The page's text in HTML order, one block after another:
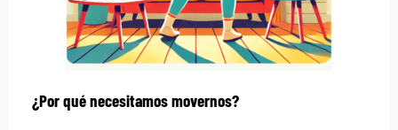
¿Por qué necesitamos movernos?